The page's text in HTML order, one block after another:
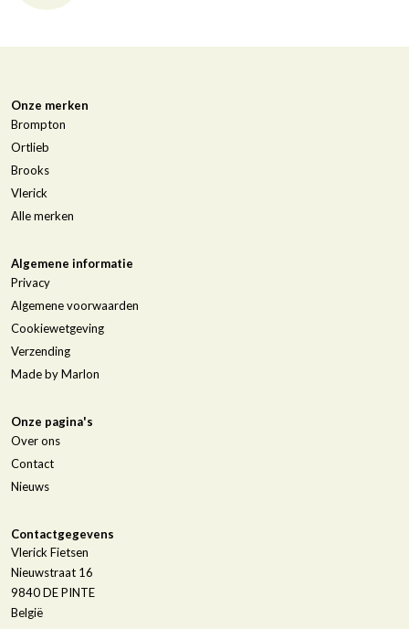
Onze merken
Brompton
Ortlieb
Brooks
Vlerick
Alle merken
Algemene informatie
Privacy
Algemene voorwaarden
Cookiewetgeving
Verzending
Made by Marlon
Onze pagina's
Over ons
Contact
Nieuws
Contactgegevens
Vlerick Fietsen
Nieuwstraat 16
9840DE PINTE
België